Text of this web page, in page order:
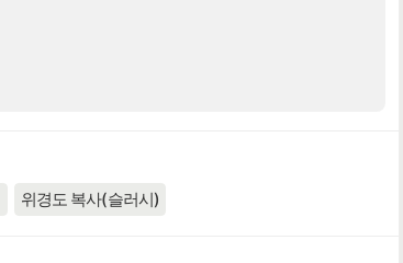
위경도 복사(슬러시)